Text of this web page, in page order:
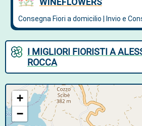
I MIGLIORI FIORISTI A
ROCCA
+
−